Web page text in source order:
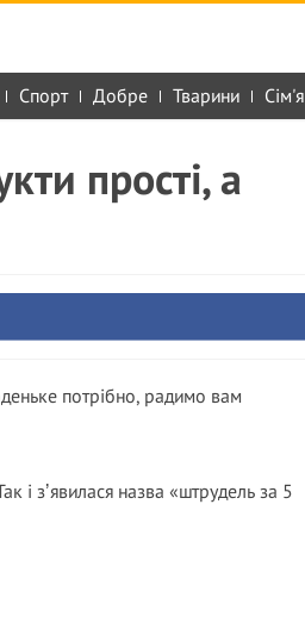
Спорт Добре Тварини Сім'я
прості, а
потрібно, радимо вам
і зʼявилася назва «штрудель за 5